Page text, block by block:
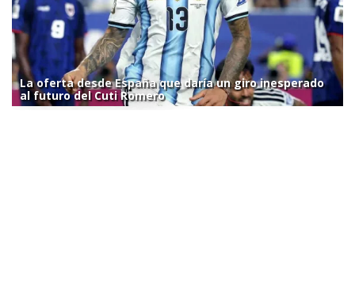
La oferta desde España que daría un giro inesperado
al futuro del Cuti Romero